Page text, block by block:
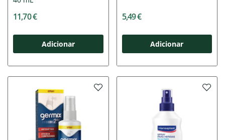
11,70 €
Adicionar
5,49 €
Adicionar